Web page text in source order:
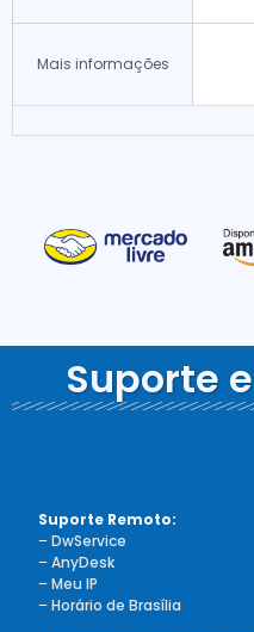
Mais informações
Suporte
Suporte Remoto:
–DwService
–AnyDesk
–Meu IP
–Horário de Brasília